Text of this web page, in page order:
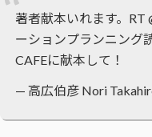
著者献本いれます。RT
ーションプランニング
CAFEに献本して！
— 高広伯彦 Nori